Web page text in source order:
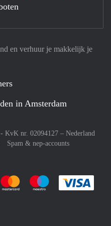
en verhuur je makkelijk je
in Amsterdam
KvK nr. 02094127 – Nederland
Spam & nep-accounts
rekent gemakkelijk af met Paypal
Je rekent gemakkelijk af met
Je rekent